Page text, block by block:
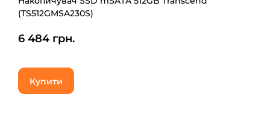
(TS512GMSA230S)
6 484 грн.
Купити